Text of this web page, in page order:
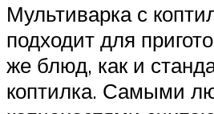
Мультиварка с
подходит для
же блюд, как и
коптилка. Самыми